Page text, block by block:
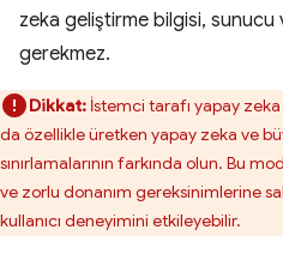
zeka geliştirme bilgisi, sunucu
gerekmez.
Dikkat: İstemci tarafı yapay zeka
da özellikle üretken yapay zeka ve
sınırlamalarının farkında olun. Bu
ve zorlu donanım gereksinimlerine
kullanıcı deneyimini etkileyebilir.